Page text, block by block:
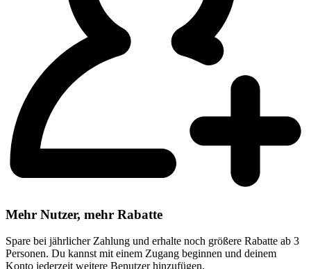
Mehr Nutzer, mehr Rabatte
Spare bei jährlicher Zahlung und erhalte noch größere Rabatte ab 3
Personen. Du kannst mit einem Zugang beginnen und deinem
Konto jederzeit weitere Benutzer hinzufügen.